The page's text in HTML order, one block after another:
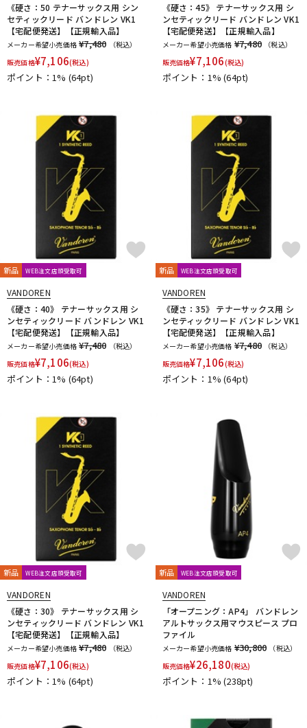
《硬さ：50 テナーサックス用 シン
セティックリード バンドレン VK1
【宅配便発送】【正規輸入品】
メーカー希望小売価格 ¥7,480
（税込）
販売価格¥7,106(税込)
ポイント：1% (64pt)
《硬さ：45》 テナーサックス用 シ
ンセティックリード バンドレン VK1
【宅配便発送】【正規輸入品】
メーカー希望小売価格 ¥7,480
（税込）
販売価格¥7,106(税込)
ポイント：1%(64pt)
新品 WEB注文店頭受取可
VANDOREN
《硬さ：40》 テナーサックス用 シ
ンセティックリード バンドレン VK1
【宅配便発送】【正規輸入品】
メーカー希望小売価格 ¥7,480
（税込）
販売価格¥7,106(税込)
ポイント：1% (64pt)
新品 WEB注文店頭受取可
VANDOREN
《硬さ：35》 テナーサックス用 シ
ンセティックリード バンドレン VK1
【宅配便発送】【正規輸入品】
メーカー希望小売価格 ¥7,480
（税込）
販売価格¥7,106(税込)
ポイント：1%(64pt)
新品 WEB注文店頭受取可
VANDOREN
《硬さ：30》 テナーサックス用 シ
ンセティックリード バンドレン VK1
【宅配便発送】【正規輸入品】
メーカー希望小売価格 ¥7,480
（税込）
販売価格¥7,106(税込)
ポイント：1% (64pt)
新品 WEB注文店頭受取可
VANDOREN
「オープニング：AP4」 バンドレン
アルトサックス用マウスピース プロ
ファイル
メーカー希望小売価格 ¥30,800
（税込）
販売価格¥26,180(税込)
ポイント：1%(238pt)